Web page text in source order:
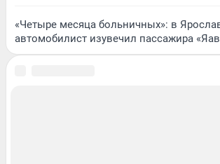
«Четыре месяца больничных»: в
автомобилист изувечил пассажира